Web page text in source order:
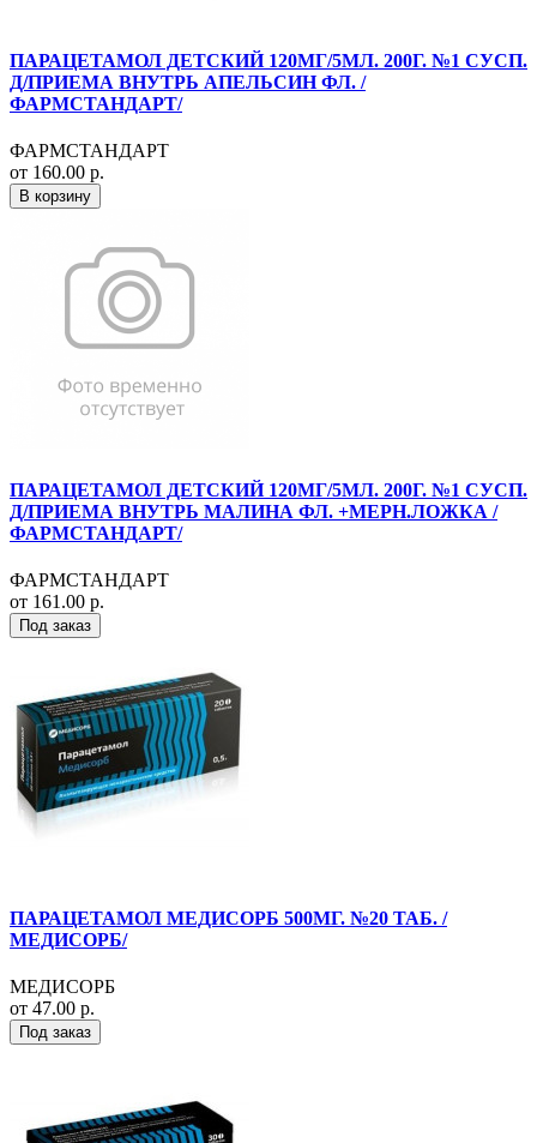
ПАРАЦЕТАМОЛ ДЕТСКИЙ 120МГ/5МЛ. 200Г. №1 СУСП.
Д/ПРИЕМА ВНУТРЬ АПЕЛЬСИН ФЛ. /
ФАРМСТАНДАРТ/
ФАРМСТАНДАРТ
от 160.00 р.
В корзину
ПАРАЦЕТАМОЛ ДЕТСКИЙ 120МГ/5МЛ. 200Г. №1 СУСП.
Д/ПРИЕМА ВНУТРЬ МАЛИНА ФЛ. +МЕРН.ЛОЖКА /
ФАРМСТАНДАРТ/
ФАРМСТАНДАРТ
от 161.00 р.
Под заказ
ПАРАЦЕТАМОЛ МЕДИСОРБ 500МГ. №20 ТАБ. /
МЕДИСОРБ/
МЕДИСОРБ
от 47.00 р.
Под заказ